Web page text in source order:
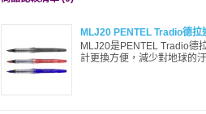
MLJ20 PENTEL Tradio德
MLJ20是PENTEL Tradio德
計更換方便，減少對地球的